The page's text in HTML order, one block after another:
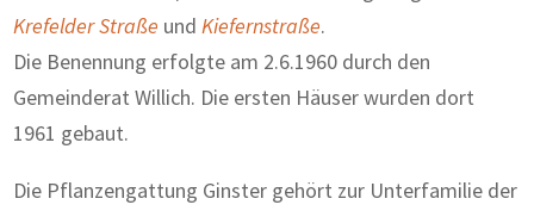
Krefelder Straße undKiefernstraße.
Die Benennung erfolgte am 2.6.1960 durch den
Gemeinderat Willich. Die ersten Häuser wurden dort
1961 gebaut.
Die Pflanzengattung Ginster gehört zur Unterfamilie der